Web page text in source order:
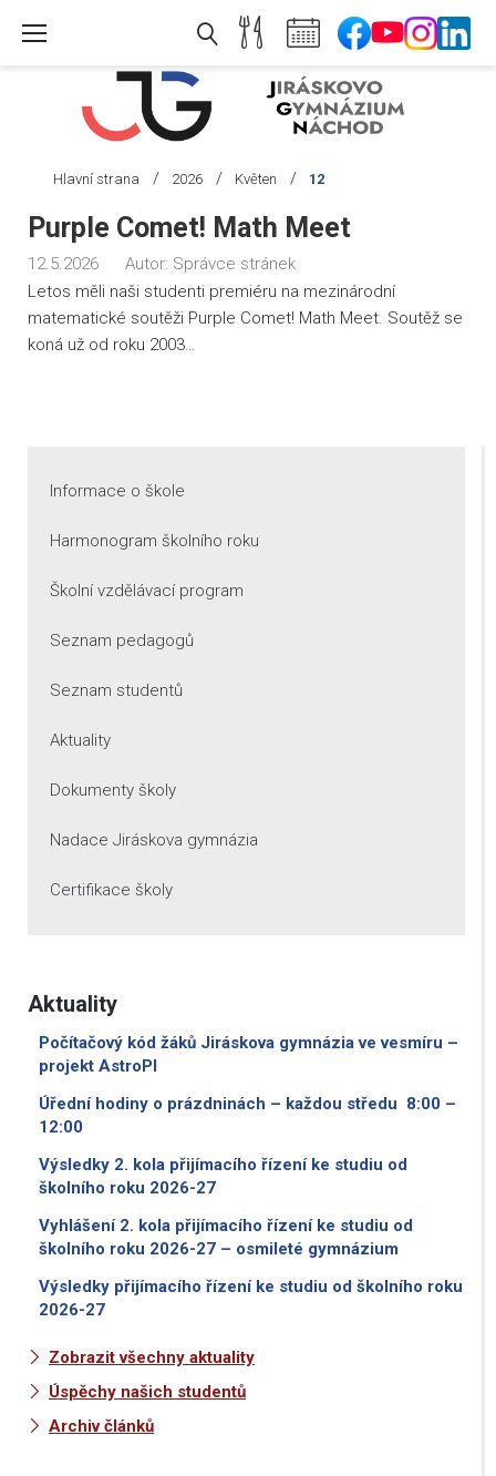
Hlavní strana / 2026 / Květen / 12
Den:
12.
5.
2026
Purple Comet! Math Meet
12.5.2026 Autor: Správce stránek
Letos měli naši studenti premiéru na mezinárodní
matematické soutěži Purple Comet! Math Meet. Soutěž se
koná už od roku 2003…
Informace o škole
Harmonogram školního roku
Školní vzdělávací program
Seznam pedagogů
Seznam studentů
Aktuality
Dokumenty školy
Nadace Jiráskova gymnázia
Certifikace školy
Aktuality
Počítačový kód žáků Jiráskova gymnázia ve vesmíru –
projekt AstroPI
Úřední hodiny o prázdninách – každou středu 8:00 –
12:00
Výsledky 2. kola přijímacího řízení ke studiu od
školního roku 2026-27
Vyhlášení 2. kola přijímacího řízení ke studiu od
školního roku 2026-27 – osmileté gymnázium
Výsledky přijímacího řízení ke studiu od školního roku
2026-27
Zobrazit všechny aktuality
Úspěchy našich studentů
Archiv článků